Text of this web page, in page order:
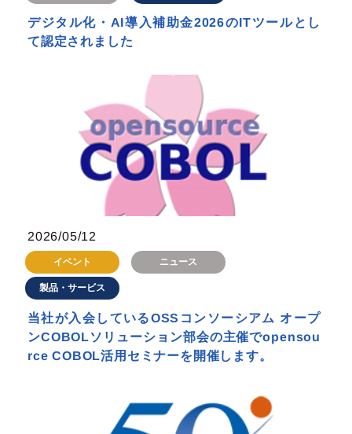
デジタル化・AI導入補助金2026のITツールとし
て認定されました
当社が入会しているOSSコンソーシアム オープ
ンCOBOLソリューション部会の主催でopensou
rce COBOL活用セミナーを開催します。
2026/05/12
イベント ニュース
製品・サービス